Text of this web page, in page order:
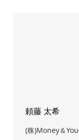
頼藤 太希
(株)Money＆